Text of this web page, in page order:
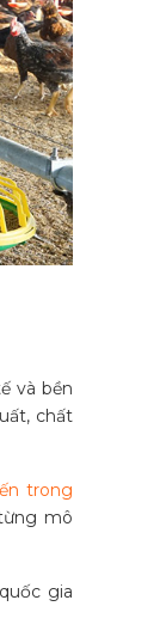
và bền
chất
trong
mô
gia